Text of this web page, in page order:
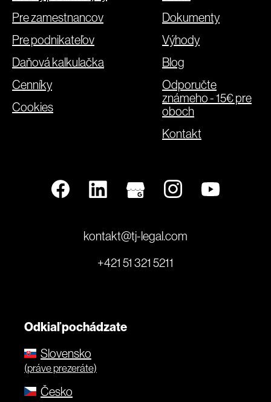
Pre zamestnancov
Pre podnikateľov
Daňová kalkulačka
Cenníky
Cookies
Dokumenty
Výhody
Blog
Odporučte
známeho - 15€ pre
oboch
Kontakt
kontakt@tj-legal.com
+421 51 321 5211
Odkiaľ pochádzate
Slovensko
(práve prezeráte)
Česko